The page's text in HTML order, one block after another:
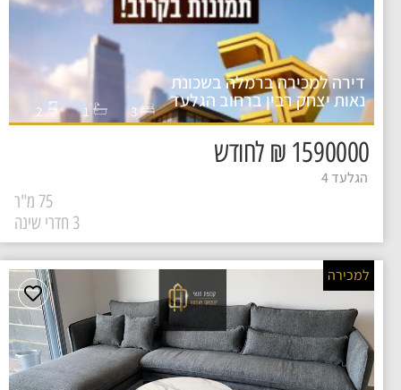
דירה למכירה ברמלה בשכונת
נאות יצחק רבין ברחוב הגלעד 3
1
2
1590000 ₪ לחודש
הגלעד 4
75 מ"ר
למכירה